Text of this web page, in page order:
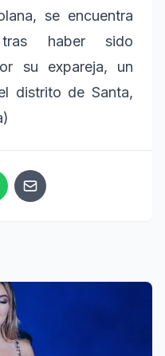
se encuentra
haber sido
su expareja, un
distrito de Santa,